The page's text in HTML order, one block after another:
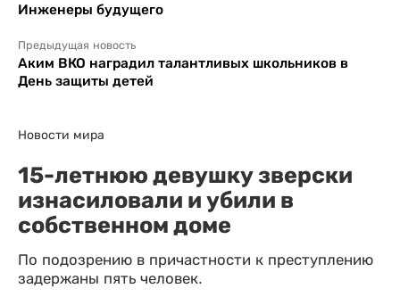
Инженеры будущего
Предыдущая новость
Аким ВКО наградил талантливых школьников в
День защиты детей
Новости мира
15-летнюю девушку зверски
изнасиловали и убили в
собственном доме
По подозрению в причастности к преступлению
задержаны пять человек.